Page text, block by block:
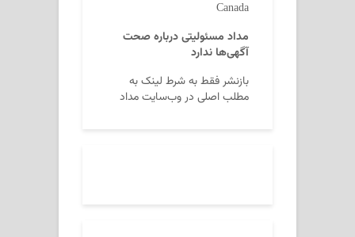
Canada
مداد مسئولیتی درباره صحت
آگهی‌ها ندارد
بازنشر فقط به شرط لینک به
مطلب اصلی در وب‌سایت مداد